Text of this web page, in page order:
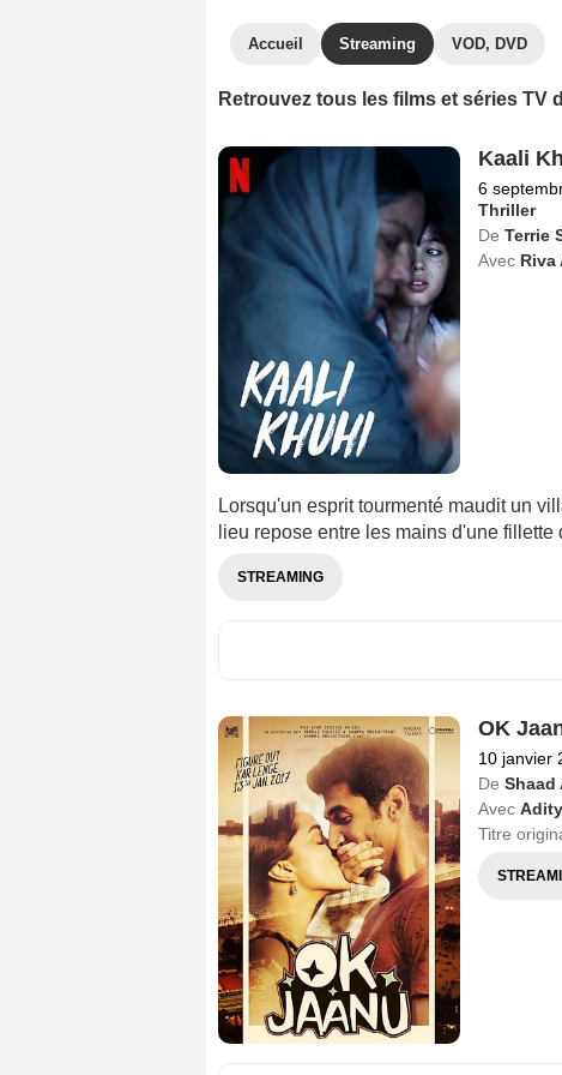
Accueil Streaming VOD, DVD
Retrouvez tous les films et séries TV
Kaali
6
Thriller
De Terrie
Avec Riva
Lorsqu'un esprit tourmenté maudit un
lieu repose entre les mains d'une fillette
STREAMING
OK
10 janvier
De Shaad
Avec
Titre